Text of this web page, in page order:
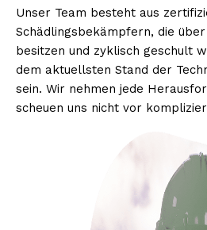
Unser Team besteht aus
Schädlingsbekämpfern, die
besitzen und zyklisch geschult
dem aktuellsten Stand der
sein. Wir nehmen jede
scheuen uns nicht vor